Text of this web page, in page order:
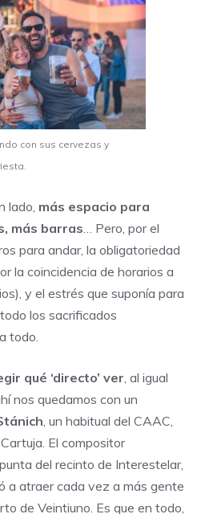
con sus cervezas y
lado, más espacio para
más barras… Pero, por el
para andar, la obligatoriedad
la coincidencia de horarios a
y el estrés que suponía para
los sacrificados
todo.
qué ‘directo’ ver, al igual
nos quedamos con un
, un habitual del CAAC,
El compositor
del recinto de Interestelar,
a atraer cada vez a más gente
de Veintiuno. Es que en todo,